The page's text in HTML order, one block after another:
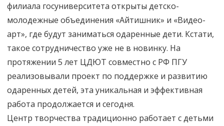
филиала госуниверситета открыты детско-
молодежные объединения «Айтишник» и «Видео-
арт», где будут заниматься одаренные дети. Кстати,
такое сотрудничество уже не в новинку. На
протяжении 5 лет ЦДЮТ совместно с РФ ПГУ
реализовывали проект по поддержке и развитию
одаренных детей, эта уникальная и эффективная
работа продолжается и сегодня.
Центр творчества традиционно работает с детьми